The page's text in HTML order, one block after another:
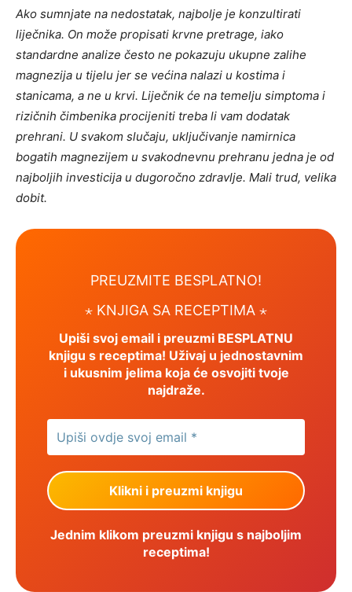
Ako sumnjate na nedostatak, najbolje je konzultirati
liječnika. On može propisati krvne pretrage, iako
standardne analize često ne pokazuju ukupne zalihe
magnezija u tijelu jer se većina nalazi u kostima i
stanicama, a ne u krvi. Liječnik će na temelju simptoma i
rizičnih čimbenika procijeniti treba li vam dodatak
prehrani. U svakom slučaju, uključivanje namirnica
bogatih magnezijem u svakodnevnu prehranu jedna je od
najboljih investicija u dugoročno zdravlje. Mali trud, velika
dobit.
PREUZMITE BESPLATNO!
⋆ KNJIGA SA RECEPTIMA ⋆
Upiši svoj email i preuzmi BESPLATNU
knjigu s receptima! Uživaj u jednostavnim
i ukusnim jelima koja će osvojiti tvoje
najdraže.
Jednim klikom preuzmi knjigu s najboljim
receptima!